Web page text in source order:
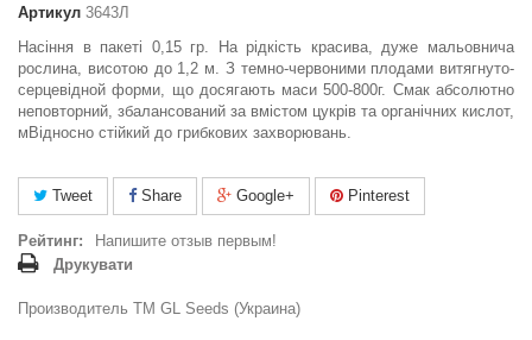
Артикул 3643Л
Насіння в пакеті 0,15 гр. На рідкість красива, дуже мальовнича
рослина, висотою до 1,2 м. З темно-червоними плодами витягнуто-
серцевідной форми, що досягають маси 500-800г. Смак абсолютно
неповторний, збалансований за вмістом цукрів та органічних кислот,
мВідносно стійкий до грибкових захворювань.
Tweet Share Google+ Pinterest
Рейтинг:
Напишите отзыв первым!
Друкувати
Производитель ТМ GL Seeds (Украина)